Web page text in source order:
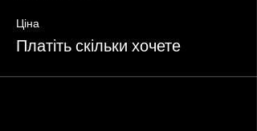
Ціна
Платіть скільки хочете